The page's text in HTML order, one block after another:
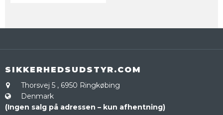
SIKKERHEDSUDSTYR.COM
Thorsvej 5 , 6950 Ringkøbing
Denmark
(Ingen salg på adressen – kun afhentning)